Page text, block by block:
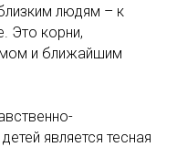
людям – к
Это корни,
и ближайшим
детей является тесная